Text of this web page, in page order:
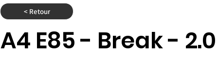
< Retour
A4 E85 - Break - 2.0